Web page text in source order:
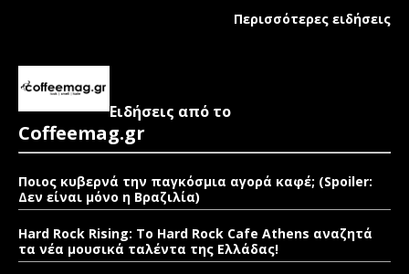
Περισσότερες ειδήσεις
Ειδήσεις από το
Coffeemag.gr
Ποιος κυβερνά την παγκόσμια αγορά καφέ; (Spoiler:
Δεν είναι μόνο η Βραζιλία)
Hard Rock Rising: Το Hard Rock Cafe Athens αναζητά
τα νέα μουσικά ταλέντα της Ελλάδας!